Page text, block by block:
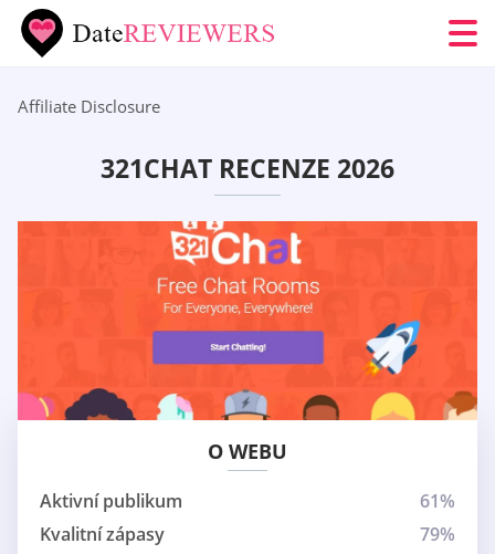
Affiliate Disclosure
321CHAT RECENZE 2026
O WEBU
Aktivní publikum
61%
Kvalitní zápasy
79%